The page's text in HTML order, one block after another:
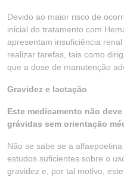
Devido ao maior risco de
inicial do tratamento com
apresentam insuficiência
realizar tarefas, tais como
que a dose de manutenção
Gravidez e lactação
Este medicamento não
grávidas sem orientação
Não se sabe se a
estudos suficientes sobre o
gravidez e, por tal motivo,